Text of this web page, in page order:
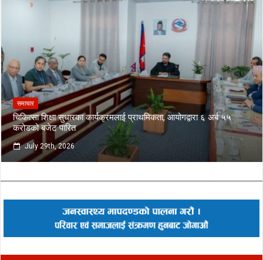
समाचार
चिकित्सा शिक्षा सुधारका कार्यक्रमलाई प्राथमिकता, आयोगद्वारा ६ अर्ब ५५
करोडको बजेट पारित
July 29th, 2026